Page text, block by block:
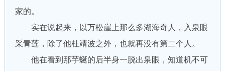
家的。
实在说起来，以万松崖上那么多湖海奇人，入泉眼
采青莲，除了他杜靖波之外，也就再没有第二个人。
他在看到那芋蜒的后半身一脱出泉眼，知道机不可